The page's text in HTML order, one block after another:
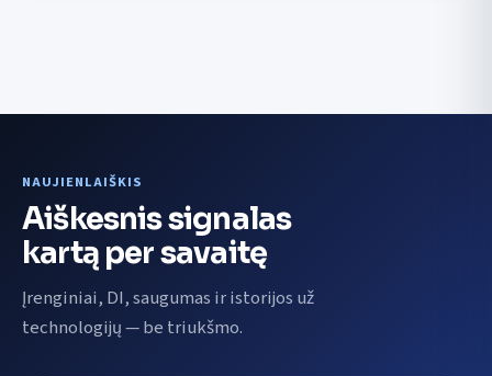
NAUJIENLAIŠKIS
Aiškesnis signalas
kartą per savaitę
Įrenginiai, DI, saugumas ir istorijos už
technologijų — be triukšmo.